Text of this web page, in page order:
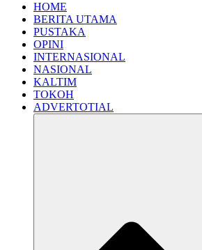
HOME
BERITA UTAMA
PUSTAKA
OPINI
INTERNASIONAL
NASIONAL
KALTIM
TOKOH
ADVERTOTIAL